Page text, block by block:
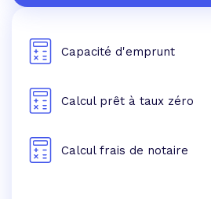
Capacité d'emprunt
Calcul prêt à taux zéro
Calcul frais de notaire